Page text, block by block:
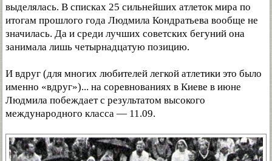
выделялась. В списках 25 сильнейших атлеток мира по
итогам прошлого года Людмила Кондратьева вообще не
значилась. Да и среди лучших советских бегуний она
занимала лишь четырнадцатую позицию.
И вдруг (для многих любителей легкой атлетики это было
именно «вдруг»)... на соревнованиях в Киеве в июне
Людмила побеждает с результатом высокого
международного класса — 11.09.